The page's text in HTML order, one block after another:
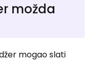
možda
mogao slati